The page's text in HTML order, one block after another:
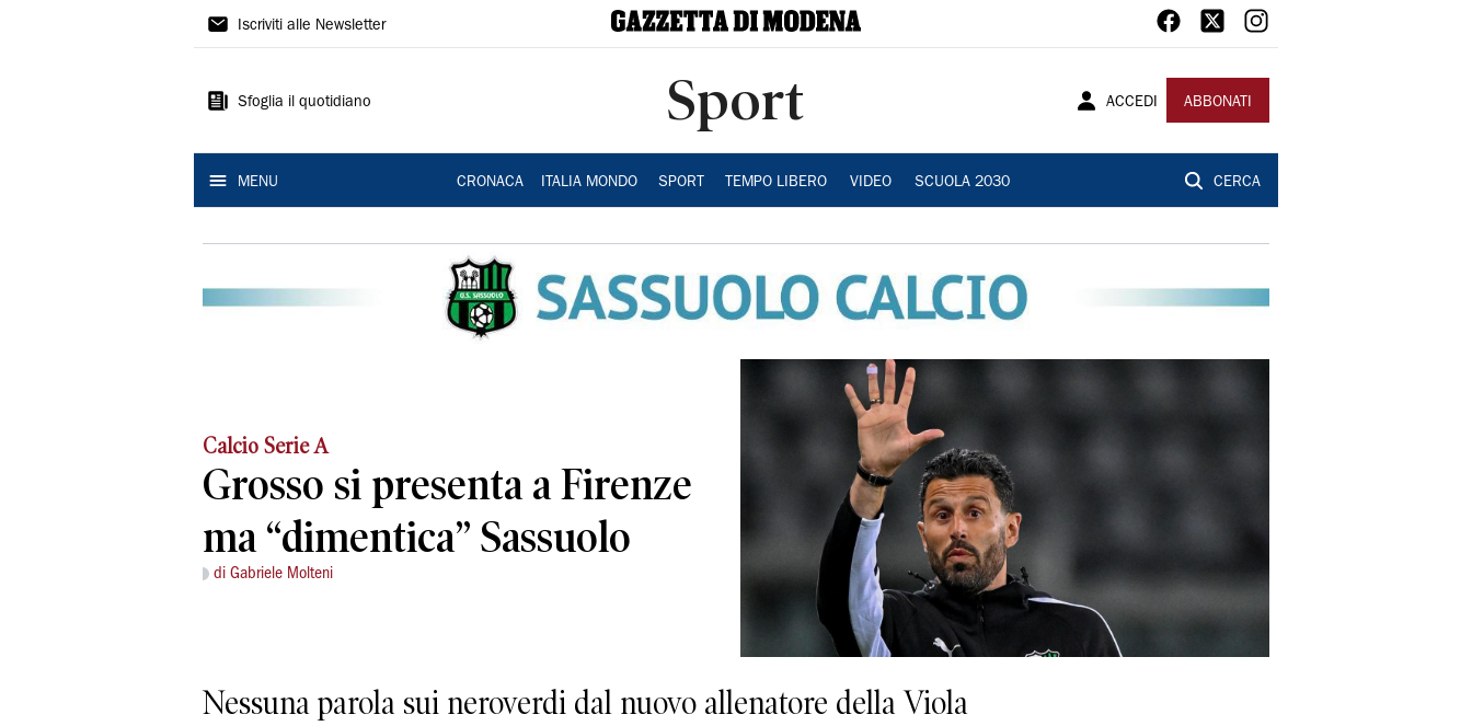
Gazzetta
Modena
Iscriviti alle Newsletter
Sfoglia il quotidiano Sport ACCEDI ABBONATI
MENU CRONACA ITALIA MONDO SPORT TEMPO LIBERO VIDEO SCUOLA 2030 CERCA
Calcio Serie A
Grosso si presenta a Firenze
ma “dimentica” Sassuolo
di Gabriele Molteni
Nessuna parola sui neroverdi dal nuovo allenatore della Viola